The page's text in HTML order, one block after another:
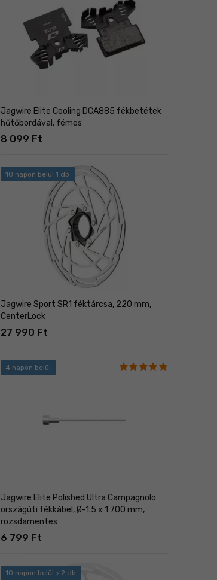
Jagwire Elite Cooling DCA885 fékbetétek
hűtőbordával, fémes
8 099 Ft
10 napon belül 1 db
Jagwire Sport SR1 féktárcsa, 220 mm,
CenterLock
27 990 Ft
4 napon belül
Jagwire Elite Polished Ultra Campagnolo
országúti fékkábel, Ø-1.5 x 1 700 mm,
rozsdamentes
6 799 Ft
10 napon belül > 2 db